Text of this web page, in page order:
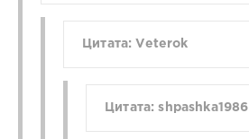
Цитата: Veterok
Цитата: shpashka1986